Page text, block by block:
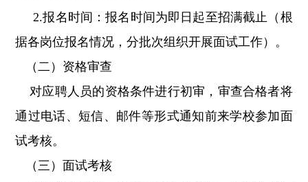
2.报名时间：报名时间为即日起至招满截止（根
据各岗位报名情况，分批次组织开展面试工作）。
（二）资格审查
对应聘人员的资格条件进行初审，审查合格者将
通过电话、短信、邮件等形式通知前来学校参加面
试考核。
（三）面试考核